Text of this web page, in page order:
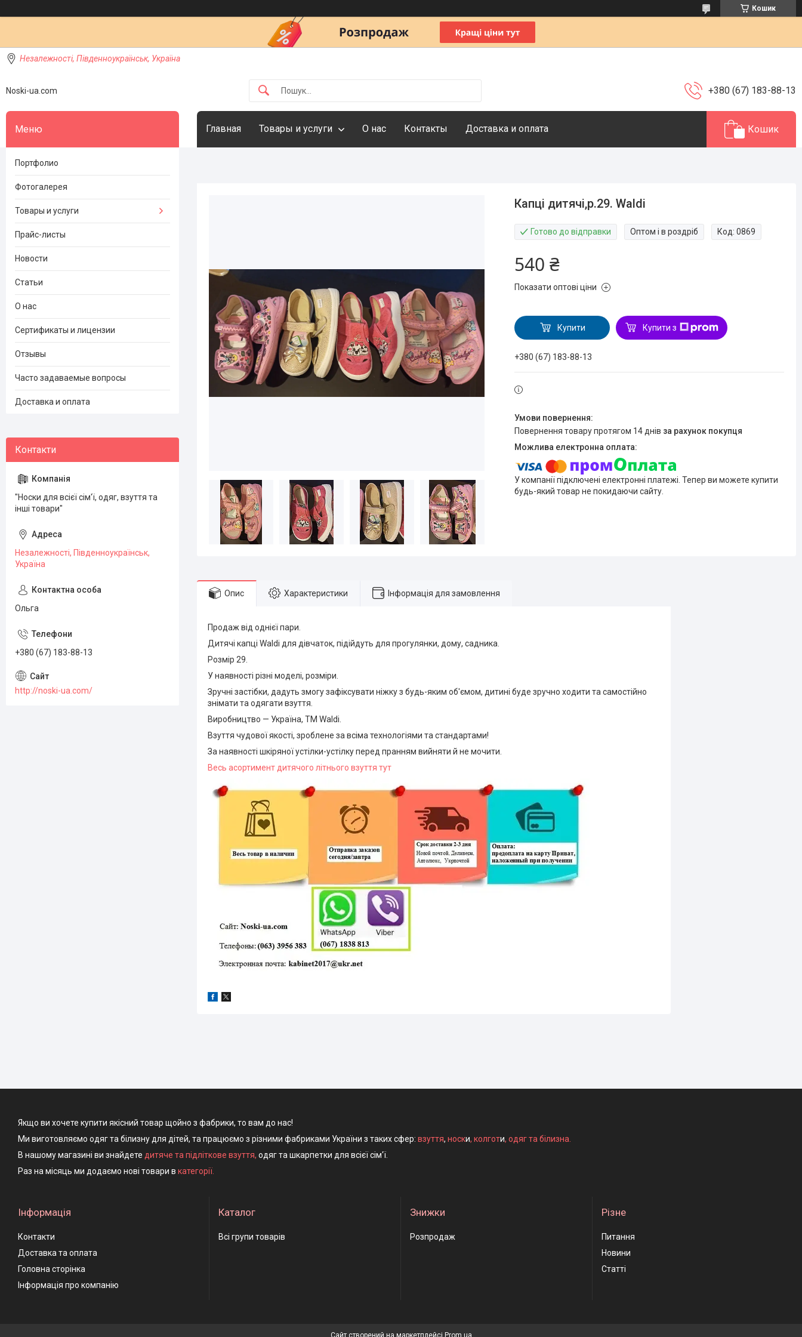
Кошик
Незалежності, Південноукраїнськ, Україна
Noski-ua.com +380 (67) 183-88-13
Главная Товары и услуги О нас Контакты Доставка и оплата Кошик
Капці дитячі,р.29. Waldi
Готово до відправки Оптом і в роздріб Код:0869
540 ₴
Показати оптові ціни
Купити Купити з
+380 (67) 183-88-13
повернення товару протягом 14 днів за рахунок покупця
У компанії підключені електронні платежі. Тепер ви можете купити
будь-який товар не покидаючи сайту.
Опис Характеристики Інформація для замовлення
Продаж від однієї пари.
Дитячі капці Waldi для дівчаток, підійдуть для прогулянки, дому, садника.
Розмір 29.
У наявності різні моделі, розміри.
Зручні застібки, дадуть змогу зафіксувати ніжку з будь-яким об'ємом, дитині буде зручно ходити та самостійно
знімати та одягати взуття.
Виробництво — Україна, ТМ Waldi.
Взуття чудової якості, зроблене за всіма технологіями та стандартами!
За наявності шкіряної устілки-устілку перед пранням вийняти й не мочити.
Весь асортимент дитячого літнього взуття тут
Портфолио
Фотогалерея
Товары и услуги
Прайс-листы
Новости
Статьи
О нас
Сертификаты и лицензии
Отзывы
Часто задаваемые вопросы
Доставка и оплата
"Носки для всієї сім'ї, одяг, взуття та
інші товари"
Незалежності, Південноукраїнськ,
Україна
Ольга
+380 (67) 183-88-13
http://noski-ua.com/
Якщо ви хочете купити якісний товар щойно з фабрики, то вам до нас!
Ми виготовляємо одяг та білизну для дітей, та працюємо з різними фабриками України з таких сфер: взуття, носки, колготи, одяг та білизна.
В нашому магазині ви знайдете дитяче та підліткове взуття, одяг та шкарпетки для всієї сім'ї.
Раз на місяць ми додаємо нові товари в категорії.
Інформація
Контакти
Доставка та оплата
Головна сторінка
Інформація про компанію
Каталог
Всі групи товарів
Знижки
Розпродаж
Різне
Питання
Новини
Статті
Сайт створений на маркетплейсі Prom.ua